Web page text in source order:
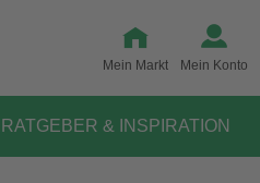
Mein Markt Mein Konto
RATGEBER & INSPIRATION